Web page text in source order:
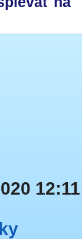
12:11